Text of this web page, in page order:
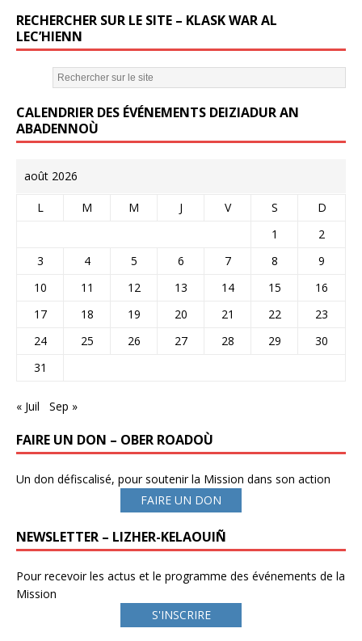
c
e
b
o
o
k
it
te
r
ai
l
RECHERCHER SUR LE SITE – KLASK WAR AL
LEC’HIENN
CALENDRIER DES ÉVÉNEMENTS DEIZIADUR AN
ABADENNOÙ
août 2026
L M M J V S
D
1
2
3
4 5 6 7 8
9
10
11 12 13 14 15
16
17
18 19 20 21 22
23
24
25 26 27 28 29
30
31
« Juil Sep »
FAIRE UN DON – OBER ROADOÙ
Un don défiscalisé, pour soutenir la Mission dans son action
FAIRE UN DON
NEWSLETTER – LIZHER-KELAOUIÑ
Pour recevoir les actus et le programme des événements de la
Mission
S'INSCRIRE